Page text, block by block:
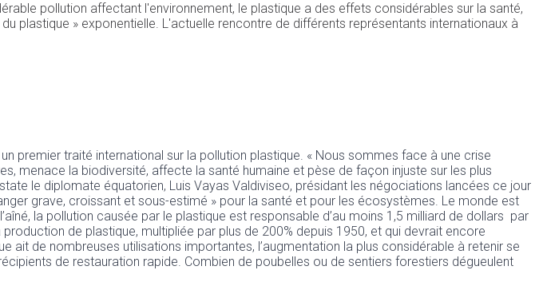
pollution affectant l'environnement, le plastique a des effets considérables sur la santé,
plastique » exponentielle. L'actuelle rencontre de différents représentants internationaux à
premier traité international sur la pollution plastique. « Nous sommes face à une crise
menace la biodiversité, affecte la santé humaine et pèse de façon injuste sur les plus
le diplomate équatorien, Luis Vayas Valdiviseo, présidant les négociations lancées ce jour
grave, croissant et sous-estimé » pour la santé et pour les écosystèmes. Le monde est
la pollution causée par le plastique est responsable d’au moins 1,5 milliard de dollars par
de plastique, multipliée par plus de 200% depuis 1950, et qui devrait encore
ait de nombreuses utilisations importantes, l’augmentation la plus considérable à retenir se
de restauration rapide. Combien de poubelles ou de sentiers forestiers dégueulent